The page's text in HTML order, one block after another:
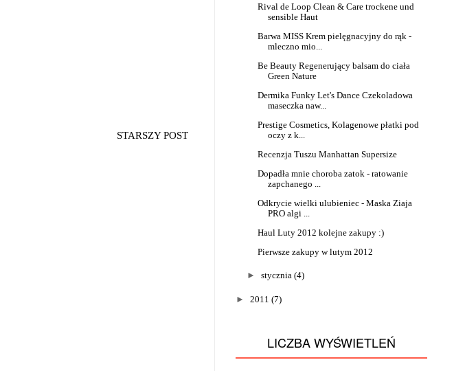
STARSZY POST
Rival de Loop Clean & Care trockene und
sensible Haut
Barwa MISS Krem pielęgnacyjny do rąk -
mleczno mio...
Be Beauty Regenerujący balsam do ciała
Green Nature
Dermika Funky Let's Dance Czekoladowa
maseczka naw...
Prestige Cosmetics, Kolagenowe płatki pod
oczy z k...
Recenzja Tuszu Manhattan Supersize
Dopadła mnie choroba zatok - ratowanie
zapchanego ...
Odkrycie wielki ulubieniec - Maska Ziaja
PRO algi ...
Haul Luty 2012 kolejne zakupy :)
Pierwsze zakupy w lutym 2012
► stycznia (4)
► 2011 (7)
LICZBA WYŚWIETLEŃ